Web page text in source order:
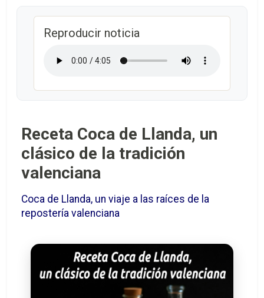
Reproducir noticia
Receta Coca de Llanda, un
clásico de la tradición
valenciana
Coca de Llanda, un viaje a las raíces de la
repostería valenciana